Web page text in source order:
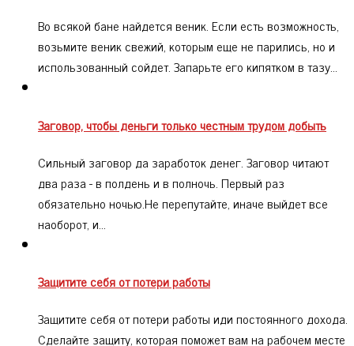
Во всякой бане найдется веник. Если есть возможность,
возьмите веник свежий, которым еще не парились, но и
использованный сойдет. Запарьте его кипятком в тазу…
Заговор, чтобы деньги только честным трудом добыть
Сильный заговор да заработок денег. Заговор читают
два раза - в полдень и в полночь. Первый раз
обязательно ночью.Не перепутайте, иначе выйдет все
наоборот, и…
Защитите себя от потери работы
Защитите себя от потери работы иди постоянного дохода.
Сделайте защиту, которая поможет вам на рабочем месте